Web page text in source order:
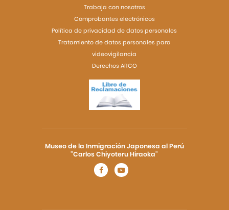
Museo de la Inmigración Japonesa al Perú
"Carlos Chiyoteru Hiraoka"
Trabaja con nosotros
Comprobantes electrónicos
Política de privacidad de datos personales
Tratamiento de datos personales para
videovigilancia
Derechos ARCO